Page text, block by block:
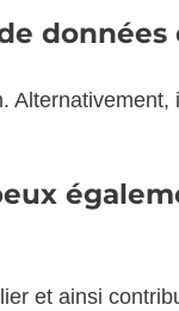
et ainsi